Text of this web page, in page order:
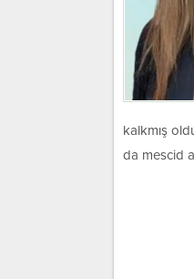
kalkmış
da mescid